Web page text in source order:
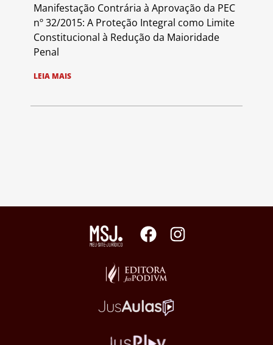
Manifestação Contrária à Aprovação da PEC
nº 32/2015: A Proteção Integral como Limite
Constitucional à Redução da Maioridade
Penal
LEIA MAIS